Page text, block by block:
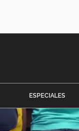
ESPECIALES